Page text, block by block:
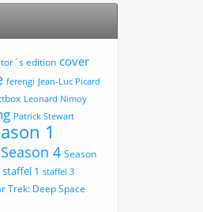
edition cover
ferengi Jean-Luc Picard
Leonard Nimoy
Patrick Stewart
1
Season 4 Season
staffel 1 staffel 3
Trek: Deep Space